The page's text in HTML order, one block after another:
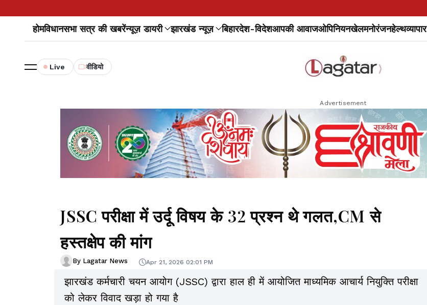
होमविधानसभा सत्र की खबरेंन्यूज़ डायरी झारखंड न्यूज़ बिहारदेश-विदेशआपकी आवाजओपिनियनखेलमनोरंजनहेल्थव्यापार
Live वीडियो
Advertisement
JSSC परीक्षा में उर्दू विषय के 32 प्रश्न थे गलत,CM से
हस्तक्षेप की मांग
By Lagatar News Apr 21, 2026 02:01 PM
झारखंड कर्मचारी चयन आयोग (JSSC) द्वारा हाल ही में आयोजित माध्यमिक आचार्य नियुक्ति परीक्षा
को लेकर विवाद खड़ा हो गया है